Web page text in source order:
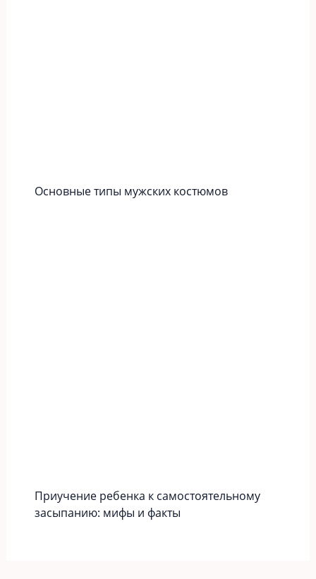
Основные типы мужских костюмов
Приучение ребенка к самостоятельному
засыпанию: мифы и факты